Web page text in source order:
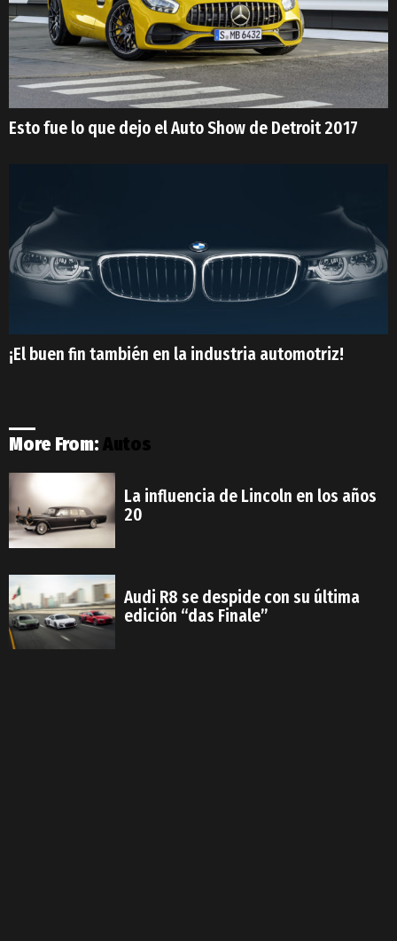
Esto fue lo que dejo el Auto Show de Detroit 2017
¡El buen fin también en la industria automotriz!
More From:Autos
La influencia de Lincoln en los años
20
Audi R8 se despide con su última
edición “das Finale”